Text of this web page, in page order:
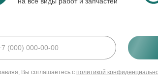
Вы соглашаетесь с политикой